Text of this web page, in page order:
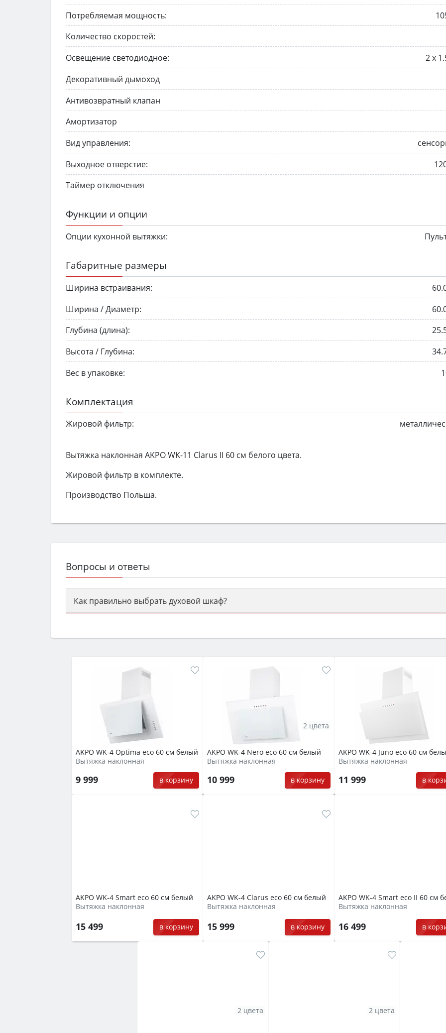
Потребляемая мощность:
Количество скоростей:
Освещение светодиодное:
2 x
Декоративный дымоход
Антивозвратный клапан
Амортизатор
Вид управления:
Выходное отверстие:
Таймер отключения
Функции и опции
Опции кухонной вытяжки:
Габаритные размеры
Ширина встраивания:
Ширина / Диаметр:
Глубина (длина):
Высота / Глубина:
Вес в упаковке:
Комплектация
Жировой фильтр:
Вытяжка наклонная AKPO WK-11 Clarus II 60 см белого цвета.
Жировой фильтр в комплекте.
Производство Польша.
Вопросы и ответы
Как правильно выбрать духовой шкаф?
семьи, класс энергопотребления не ниже A и нужные функции (конвекция, гриль,
AKPO WK-4 Optima eco 60 см белый
Вытяжка наклонная
9 999 в корзину
AKPO WK-4 Nero eco 60 см белый
Вытяжка наклонная
10 999 в корзину
2 цвета
AKPO WK-4 Juno eco 60 см
Вытяжка наклонная
11 999 в
AKPO WK-4 Smart eco 60 см белый
Вытяжка наклонная
15 499 в корзину
AKPO WK-4 Clarus eco 60 см белый
Вытяжка наклонная
15 999 в корзину
AKPO WK-4 Smart eco II 60 см
Вытяжка наклонная
16 499 в
2 цвета 2 цвета